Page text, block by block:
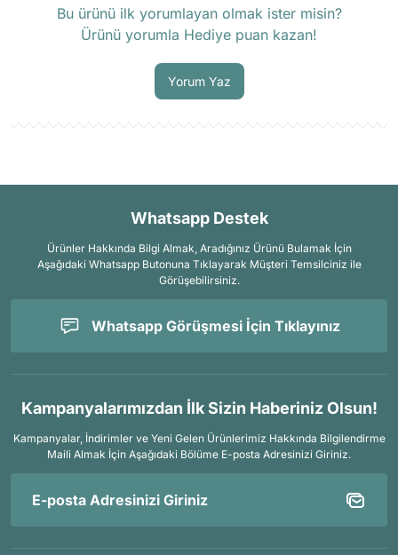
Bu ürünü ilk yorumlayan olmak ister misin?
Ürünü yorumla Hediye puan kazan!
Yorum Yaz
Whatsapp Destek
Ürünler Hakkında Bilgi Almak, Aradığınız Ürünü Bulamak İçin
Aşağıdaki Whatsapp Butonuna Tıklayarak Müşteri Temsilciniz ile
Görüşebilirsiniz.
Whatsapp Görüşmesi İçin Tıklayınız
Kampanyalarımızdan İlk Sizin Haberiniz Olsun!
Kampanyalar, İndirimler ve Yeni Gelen Ürünlerimiz Hakkında Bilgilendirme
Maili Almak İçin Aşağıdaki Bölüme E-posta Adresinizi Giriniz.